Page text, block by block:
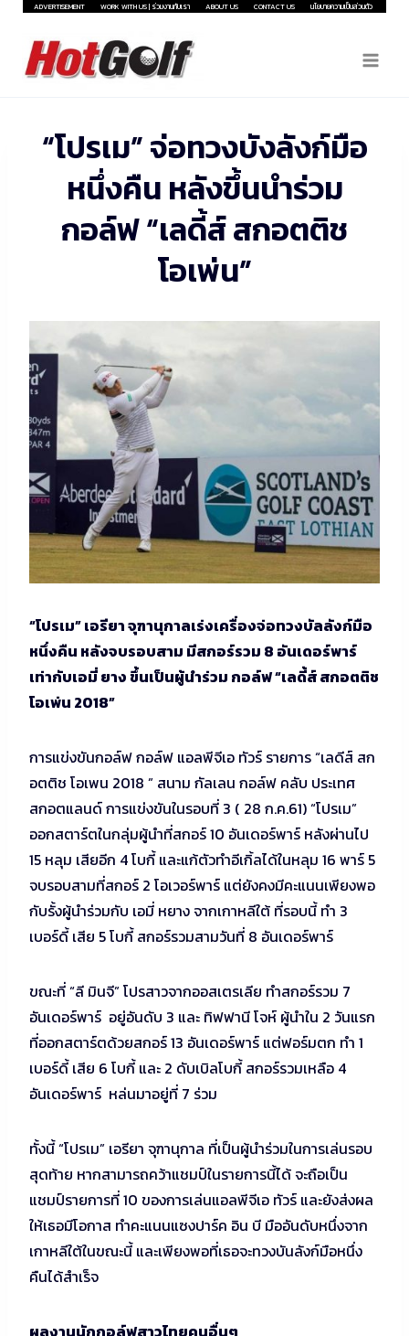
Skip
content
ADVERTISEMENT WORK WITH US | ร่วมงานกับเรา ABOUT US CONTACT US นโยบายความเป็นส่วนตัว
“โปรเม” จ่อทวงบังลังก์มือ
หนึ่งคืน หลังขึ้นนำร่วม
กอล์ฟ “เลดี้ส์ สกอตติช
โอเพ่น”
“โปรเม” เอรียา จุฑานุกาลเร่งเครื่องจ่อทวงบัลลังก์มือ
หนึ่งคืน หลังจบรอบสาม มีสกอร์รวม 8 อันเดอร์พาร์
เท่ากับเอมี่ ยาง ขึ้นเป็นผู้นำร่วม กอล์ฟ “เลดี้ส์ สกอตติช
โอเพ่น 2018”
การแข่งขันกอล์ฟ กอล์ฟ แอลพีจีเอ ทัวร์ รายการ “เลดีส์ สก
อตติช โอเพน 2018 ” สนาม กัลเลน กอล์ฟ คลับ ประเทศ
สกอตแลนด์ การแข่งขันในรอบที่ 3 ( 28 ก.ค.61) “โปรเม”
ออกสตาร์ตในกลุ่มผู้นำที่สกอร์ 10 อันเดอร์พาร์ หลังผ่านไป
15 หลุม เสียอีก 4 โบกี้ และแก้ตัวทำอีเกิ้ลได้ในหลุม 16 พาร์ 5
จบรอบสามที่สกอร์ 2 โอเวอร์พาร์ แต่ยังคงมีคะแนนเพียงพอ
กับรั้งผู้นำร่วมกับ เอมี่ หยาง จากเกาหลีใต้ ที่รอบนี้ ทำ 3
เบอร์ดี้ เสีย 5 โบกี้ สกอร์รวมสามวันที่ 8 อันเดอร์พาร์
ขณะที่ “ลี มินจี” โปรสาวจากออสเตรเลีย ทำสกอร์รวม 7
อันเดอร์พาร์ อยู่อันดับ 3 และ ทิฟฟานี โจห์ ผู้นำใน 2 วันแรก
ที่ออกสตาร์ตด้วยสกอร์ 13 อันเดอร์พาร์ แต่ฟอร์มตก ทำ 1
เบอร์ดี้ เสีย 6 โบกี้ และ 2 ดับเบิลโบกี้ สกอร์รวมเหลือ 4
อันเดอร์พาร์ หล่นมาอยู่ที่ 7 ร่วม
ทั้งนี้ “โปรเม” เอรียา จุฑานุกาล ที่เป็นผู้นำร่วมในการเล่นรอบ
สุดท้าย หากสามารถคว้าแชมป์ในรายการนี้ได้ จะถือเป็น
แชมป์รายการที่ 10 ของการเล่นแอลพีจีเอ ทัวร์ และยังส่งผล
ให้เธอมีโอกาส ทำคะแนนแซงปาร์ค อิน บี มืออันดับหนึ่งจาก
เกาหลีใต้ในขณะนี้ และเพียงพอที่เธอจะทวงบันลังก์มือหนึ่ง
คืนได้สำเร็จ
ผลงานนักกอล์ฟสาวไทยคนอื่นๆ